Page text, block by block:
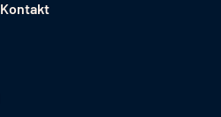
Kontakt